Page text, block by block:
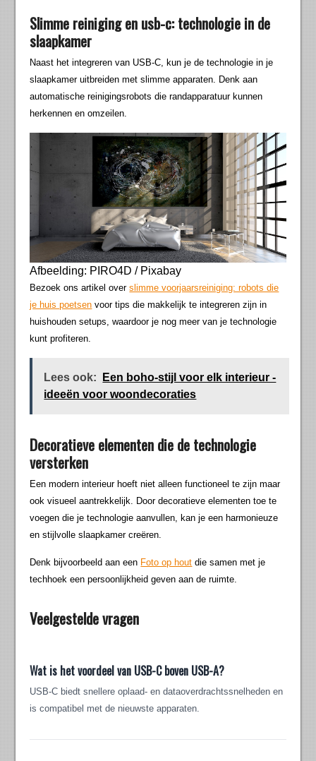
Slimme reiniging en usb-c: technologie in de
slaapkamer
Naast het integreren van USB-C, kun je de technologie in je
slaapkamer uitbreiden met slimme apparaten. Denk aan
automatische reinigingsrobots die randapparatuur kunnen
herkennen en omzeilen.
Afbeelding: PIRO4D / Pixabay
Bezoek ons artikel overslimme voorjaarsreiniging: robots die
je huis poetsen voor tips die makkelijk te integreren zijn in
huishouden setups, waardoor je nog meer van je technologie
kunt profiteren.
Lees ook:
Een boho-stijl voor elk interieur -
ideeën voor woondecoraties
Decoratieve elementen die de technologie
versterken
Een modern interieur hoeft niet alleen functioneel te zijn maar
ook visueel aantrekkelijk. Door decoratieve elementen toe te
voegen die je technologie aanvullen, kan je een harmonieuze
en stijlvolle slaapkamer creëren.
Denk bijvoorbeeld aan een Foto op hout die samen met je
techhoek een persoonlijkheid geven aan de ruimte.
Veelgestelde vragen
Wat is het voordeel van USB-C boven USB-A?
USB-C biedt snellere oplaad- en dataoverdrachtssnelheden en
is compatibel met de nieuwste apparaten.